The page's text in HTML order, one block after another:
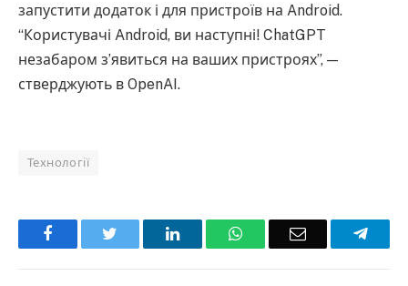
запустити додаток і для пристроїв на Android.
“Користувачі Android, ви наступні! ChatGPT
незабаром з’явиться на ваших пристроях”, —
стверджують в OpenAI.
Технології
Facebook LinkedInWhatsAppEmail